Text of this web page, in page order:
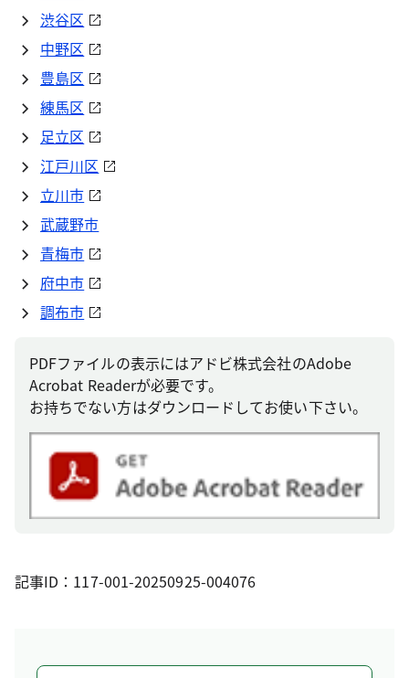
渋谷区
中野区
豊島区
練馬区
足立区
江戸川区
立川市
武蔵野市
青梅市
府中市
調布市
PDFファイルの表示にはアドビ株式会社のAdobe
Acrobat Readerが必要です。
お持ちでない方はダウンロードしてお使い下さい。
記事ID：117-001-20250925-004076